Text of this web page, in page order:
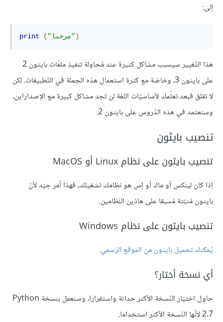
إلى:
print ( "مرحبا")
هذا التّغيير سيسبب مشاكل كثيرة عند مُحاولة تنفيذ ملفّات بايثون 2
على بايثون 3، وخاصّة مع كثرة استعمال هذه الجملة في التّطبيقات. لكن
لا تقلق فبعد تعلّمك لأساسيّات اللغة لن تجد مشاكل كبيرة مع الإصداراين،
وسنعتمد في هذه الدّروس على بايثون 2.
تنصيب بايثون
تنصيب بايثون على نظام Linux أو MacOS
إذا كان لينكس أو ماك أو إس هو نظامك تشغيلك، فهذا أمر جيّد لأنّ
بايثون مُثبّتة مُسبقا على هاذين النّظامين.
تنصيب بايثون على نظام Windows
يُمكنك تحميل بايثون من الموقع الرّسمي.
أي نسخة أختار؟
حاول اختيّار النّسخة الأكثر حداثة واستقرارا، وسنعمل بنسخة Python
2.7 لأنّها النّسخة الأكثر استخداما.